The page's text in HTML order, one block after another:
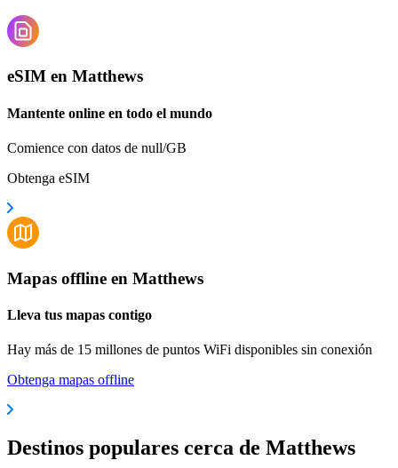
eSIM en Matthews
Mantente online en todo el mundo
Comience con datos de null/GB
Obtenga eSIM
Mapas offline en Matthews
Lleva tus mapas contigo
Hay más de 15 millones de puntos WiFi disponibles sin conexión
Obtenga mapas offline
Destinos populares cerca de Matthews